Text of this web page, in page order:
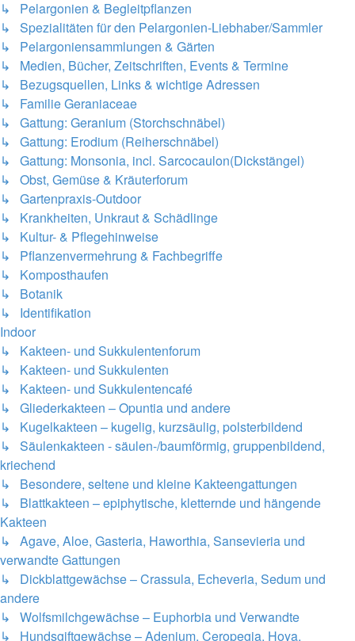
↳ Pelargonien & Begleitpflanzen
↳ Spezialitäten für den Pelargonien-Liebhaber/Sammler
↳ Pelargoniensammlungen & Gärten
↳ Medien, Bücher, Zeitschriften, Events & Termine
↳ Bezugsquellen, Links & wichtige Adressen
↳ Familie Geraniaceae
↳ Gattung: Geranium (Storchschnäbel)
↳ Gattung: Erodium (Reiherschnäbel)
↳ Gattung: Monsonia, incl. Sarcocaulon(Dickstängel)
↳ Obst, Gemüse & Kräuterforum
↳ Gartenpraxis-Outdoor
↳ Krankheiten, Unkraut & Schädlinge
↳ Kultur- & Pflegehinweise
↳ Pflanzenvermehrung & Fachbegriffe
↳ Komposthaufen
↳ Botanik
↳ Identifikation
Indoor
↳ Kakteen- und Sukkulentenforum
↳ Kakteen- und Sukkulenten
↳ Kakteen- und Sukkulentencafé
↳ Gliederkakteen – Opuntia und andere
↳ Kugelkakteen – kugelig, kurzsäulig, polsterbildend
↳ Säulenkakteen - säulen-/baumförmig, gruppenbildend,
kriechend
↳ Besondere, seltene und kleine Kakteengattungen
↳ Blattkakteen – epiphytische, kletternde und hängende
Kakteen
↳ Agave, Aloe, Gasteria, Haworthia, Sansevieria und
verwandte Gattungen
↳ Dickblattgewächse – Crassula, Echeveria, Sedum und
andere
↳ Wolfsmilchgewächse – Euphorbia und Verwandte
↳ Hundsgiftgewächse – Adenium, Ceropegia, Hoya,